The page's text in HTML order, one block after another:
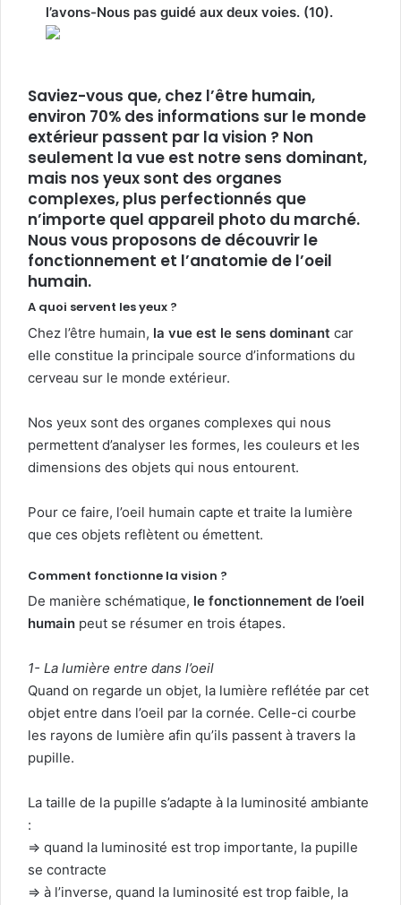
l’avons-Nous pas guidé aux deux voies. (10).
Saviez-vous que, chez l’être humain,
environ 70% des informations sur le monde
extérieur passent par la vision ? Non
seulement la vue est notre sens dominant,
mais nos yeux sont des organes
complexes, plus perfectionnés que
n’importe quel appareil photo du marché.
Nous vous proposons de découvrir le
fonctionnement et l’anatomie de l’oeil
humain.
A quoi servent les yeux ?
Chez l’être humain, la vue est le sens dominant car
elle constitue la principale source d’informations du
cerveau sur le monde extérieur.
Nos yeux sont des organes complexes qui nous
permettent d’analyser les formes, les couleurs et les
dimensions des objets qui nous entourent.
Pour ce faire, l’oeil humain capte et traite la lumière
que ces objets reflètent ou émettent.
Comment fonctionne la vision ?
De manière schématique, le fonctionnement de l’oeil
humain peut se résumer en trois étapes.
1- La lumière entre dans l’oeil
Quand on regarde un objet, la lumière reflétée par cet
objet entre dans l’oeil par la cornée. Celle-ci courbe
les rayons de lumière afin qu’ils passent à travers la
pupille.
La taille de la pupille s’adapte à la luminosité ambiante
:
=> quand la luminosité est trop importante, la pupille
se contracte
=> à l’inverse, quand la luminosité est trop faible, la